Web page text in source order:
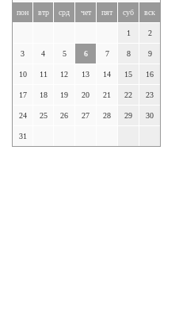
пон втр срд чет пят суб вск
1 2
3 4 5 6 7 8 9
10 11 12 13 14 15 16
17 18 19 20 21 22 23
24 25 26 27 28 29 30
31